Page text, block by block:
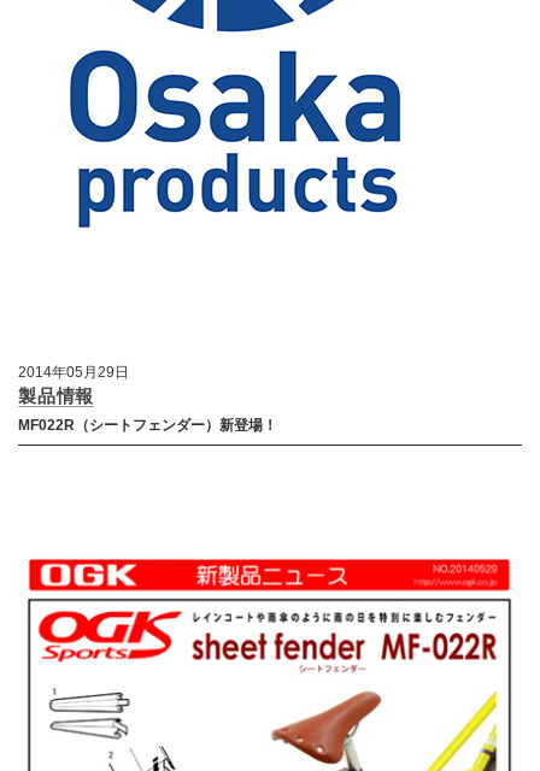
2014年05月29日
製品情報
MF022R（シートフェンダー）新登場！